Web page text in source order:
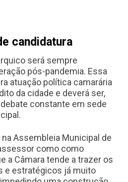
candidatura
será sempre
pós-pandemia. Essa
atuação política camarária
da cidade e deverá ser,
constante em sede
Assembleia Municipal de
como como
a Câmara tende a trazer os
e estratégicos já muito